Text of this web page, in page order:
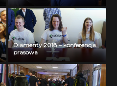
Diamenty 2018 – konferencja
prasowa